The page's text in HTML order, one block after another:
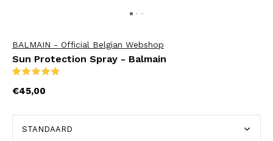
BALMAIN - Official Belgian Webshop
Sun Protection Spray - Balmain
€45,00